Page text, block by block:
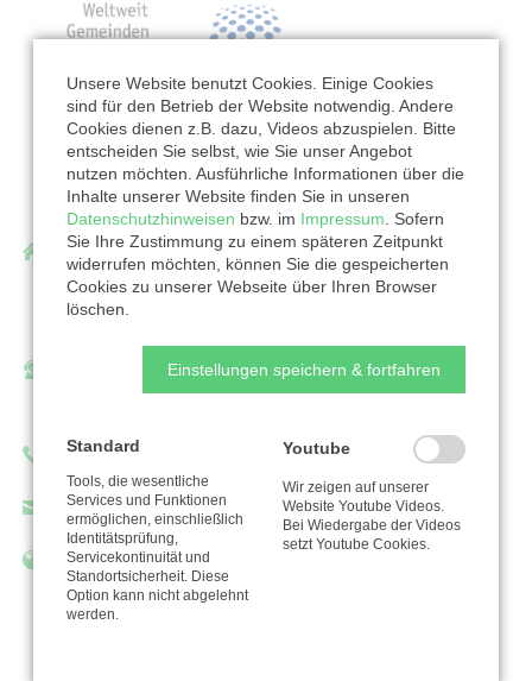
Gustav-Adolf-Werk e.V. Diasporawerk der EKD
Pistorisstraße 6
04229 Leipzig
Ansprechpartner/in:
Telefon: (0341) 4906225
eidenschink@gustav-adolf-werk.de
http://www.gustav-adolf-werk.de
Unsere Website benutzt Cookies. Einige Cookies
sind für den Betrieb der Website notwendig. Andere
Cookies dienen z.B. dazu, Videos abzuspielen. Bitte
entscheiden Sie selbst, wie Sie unser Angebot
nutzen möchten. Ausführliche Informationen über die
Inhalte unserer Website finden Sie in unseren
Datenschutzhinweisen bzw. im Impressum . Sofern
Sie Ihre Zustimmung zu einem späteren Zeitpunkt
widerrufen möchten, können Sie die gespeicherten
Cookies zu unserer Webseite über Ihren Browser
löschen.
Einstellungen speichern & fortfahren
Standard
Tools, die wesentliche
Services und Funktionen
ermöglichen, einschließlich
Identitätsprüfung,
Servicekontinuität und
Standortsicherheit. Diese
Option kann nicht abgelehnt
werden.
Youtube
Wir zeigen auf unserer
Website Youtube Videos.
Bei Wiedergabe der Videos
setzt Youtube Cookies.